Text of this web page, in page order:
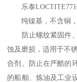
乐泰LOCTITE771
纯镍基，不含铜，
防止螺纹紧固件、
蚀及磨损，适用于不
合剂。防止在严酷的
的船舶、炼油及工业